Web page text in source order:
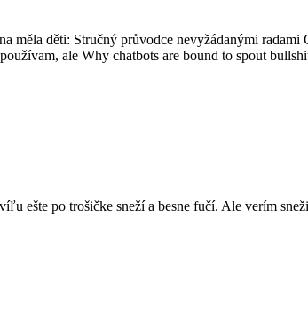
měla děti: Stručný průvodce nevyžádanými
ale Why chatbots are bound to spout
ešte po trošičke sneží a besne fučí. Ale verím